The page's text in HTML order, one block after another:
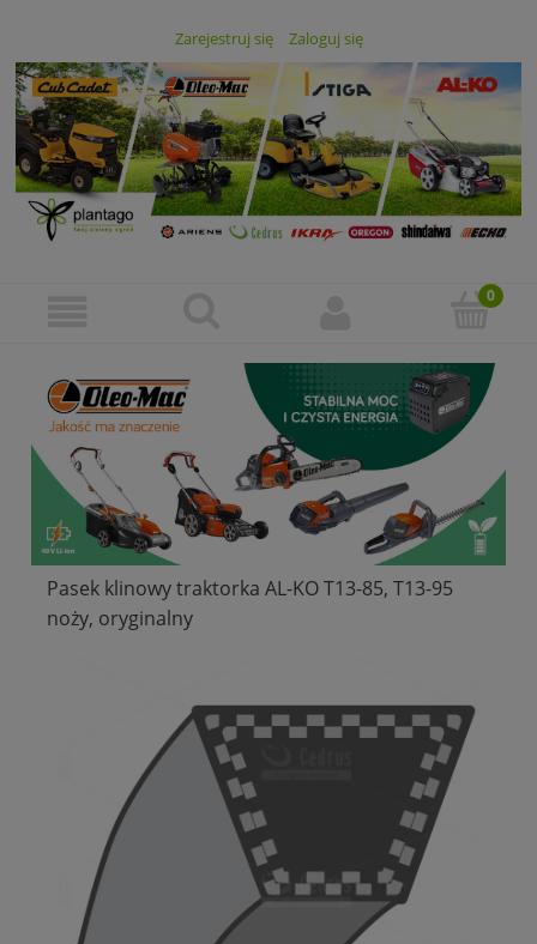
Zarejestruj się Zaloguj się
Pasek klinowy traktorka AL-KO T13-85, T13-95
noży, oryginalny